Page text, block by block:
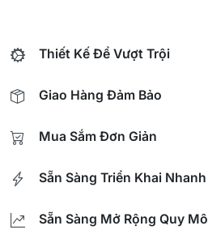
Thiết Kế Để Vượt Trội
Giao Hàng Đảm Bảo
Mua Sắm Đơn Giản
Sẵn Sàng Triển Khai Nhanh
Sẵn Sàng Mở Rộng Quy Mô